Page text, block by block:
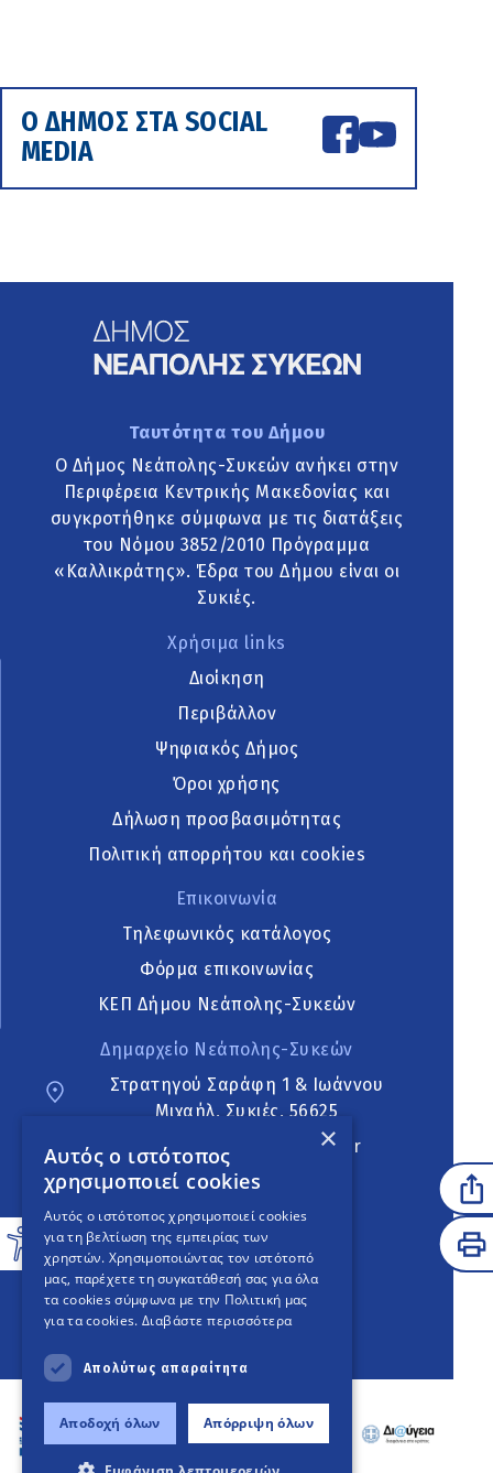
Ο ΔΗΜΟΣ ΣΤΑ SOCIAL
MEDIA
Ταυτότητα του Δήμου
Ο Δήμος Νεάπολης-Συκεών ανήκει στην
Περιφέρεια Κεντρικής Μακεδονίας και
συγκροτήθηκε σύμφωνα με τις διατάξεις
του Νόμου 3852/2010 Πρόγραμμα
«Καλλικράτης». Έδρα του Δήμου είναι οι
Συκιές.
Χρήσιμα links
Διοίκηση
Περιβάλλον
Ψηφιακός Δήμος
Όροι χρήσης
Δήλωση προσβασιμότητας
Πολιτική απορρήτου και cookies
Επικοινωνία
Τηλεφωνικός κατάλογος
Φόρμα επικοινωνίας
ΚΕΠ Δήμου Νεάπολης-Συκεών
Δημαρχείο Νεάπολης-Συκεών
Στρατηγού Σαράφη 1 & Ιωάννου
Μιχαήλ, Συκιές, 56625
neapoli.sykies@ddt.gov.gr
Ακολουθήστε
English Version
An project
×
Αυτός ο ιστότοπος
χρησιμοποιεί cookies
Αυτός ο ιστότοπος χρησιμοποιεί cookies
για τη βελτίωση της εμπειρίας των
χρηστών. Χρησιμοποιώντας τον ιστότοπό
μας, παρέχετε τη συγκατάθεσή σας για όλα
τα cookies σύμφωνα με την Πολιτική μας
για τα cookies. Διαβάστε περισσότερα
Απολύτως απαραίτητα
Αποδοχή όλων Απόρριψη όλων